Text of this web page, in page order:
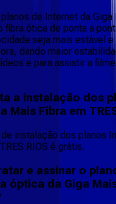
de Internet da Giga
fibra ótica de ponta a
seja mais estável e
dando maior
e para assistir a
a instalação dos
Mais Fibra em
instalação dos planos
RIOS é grátis.
e assinar o
óptica da Giga